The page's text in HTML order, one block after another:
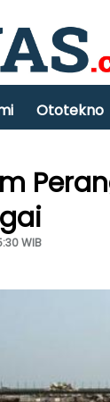
Ototekno
WIB